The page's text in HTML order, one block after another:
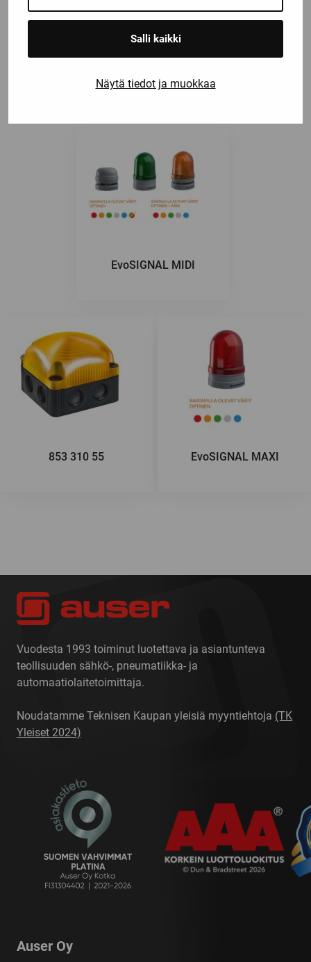
Salli kaikki
Näytä tiedot ja muokkaa
EvoSIGNAL MIDI
853 310 55 EvoSIGNAL MAXI
Vuodesta 1993 toiminut luotettava ja asiantunteva
teollisuuden sähkö-, pneumatiikka- ja
automaatiolaitetoimittaja.
Noudatamme Teknisen Kaupan yleisiä myyntiehtoja (TK
Yleiset 2024)
Auser Oy